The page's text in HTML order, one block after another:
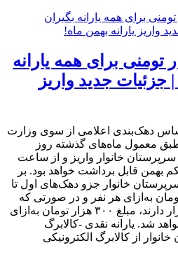
جدید 850 هزار تومنی برای همه یارانه
جزئیات جدید واریز
مرحله ۱۵۶، بر اساس دهک‌بندی اعلامی از سوی وزارت
طبق معمول ماه‌های گذشته روز
خانوار واریز و از ساعت
بهمن قابل برداشت خواهد بود. بر
خانوار جزو دهک‌های اول تا
مبلغ ۴۰۰ هزار تومان به‌ازای هر نفر و در صورتی که
جزو دهک‌های چهارم تا نهم قرار دارند، مبلغ ۳۰۰ هزار تومان به‌ازای
شد. یارانه نقدی -کالابرگ
از کالابرگ الکترونیکی